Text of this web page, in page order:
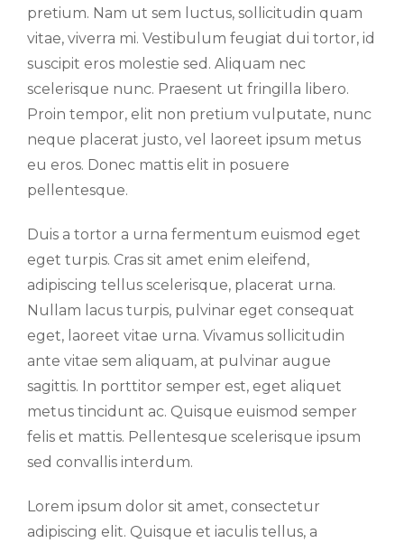
pretium. Nam ut sem luctus, sollicitudin quam
vitae, viverra mi. Vestibulum feugiat dui tortor, id
suscipit eros molestie sed. Aliquam nec
scelerisque nunc. Praesent ut fringilla libero.
Proin tempor, elit non pretium vulputate, nunc
neque placerat justo, vel laoreet ipsum metus
eu eros. Donec mattis elit in posuere
pellentesque.
Duis a tortor a urna fermentum euismod eget
eget turpis. Cras sit amet enim eleifend,
adipiscing tellus scelerisque, placerat urna.
Nullam lacus turpis, pulvinar eget consequat
eget, laoreet vitae urna. Vivamus sollicitudin
ante vitae sem aliquam, at pulvinar augue
sagittis. In porttitor semper est, eget aliquet
metus tincidunt ac. Quisque euismod semper
felis et mattis. Pellentesque scelerisque ipsum
sed convallis interdum.
Lorem ipsum dolor sit amet, consectetur
adipiscing elit. Quisque et iaculis tellus, a